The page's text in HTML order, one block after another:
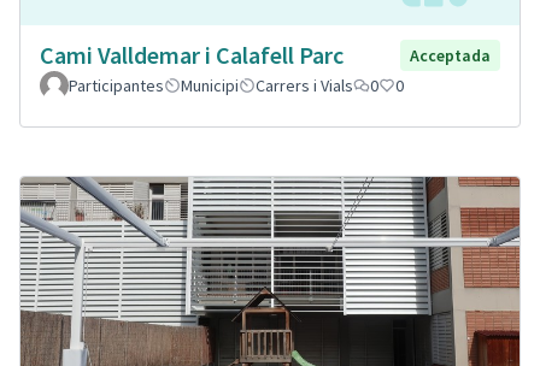
Cami Valldemar i Calafell Parc
Acceptada
Participantes
Municipi Carrers i Vials 0 0